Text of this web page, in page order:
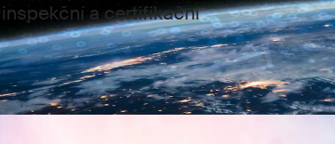
a certifikační